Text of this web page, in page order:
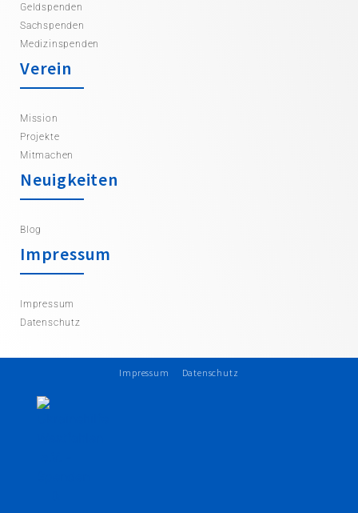
Geldspenden
Sachspenden
Medizinspenden
Verein
Mission
Projekte
Mitmachen
Neuigkeiten
Blog
Impressum
Impressum
Datenschutz
Impressum Datenschutz